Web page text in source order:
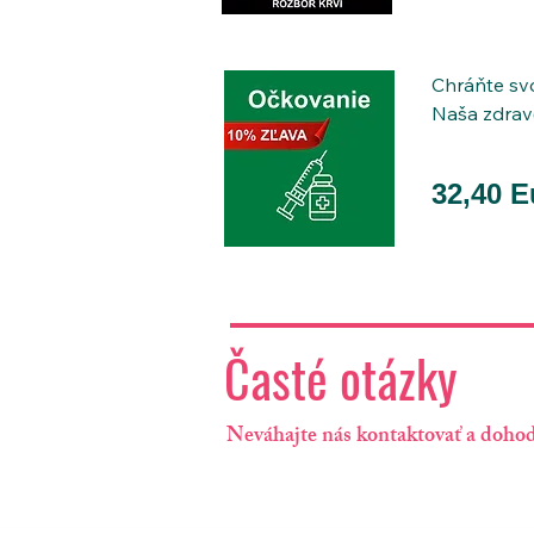
nasmeruje
Chráňte
Naša
Služba
Vyhnite sa
najlepšie.
32,40
Časté otázky
Neváhajte nás kontaktovať a